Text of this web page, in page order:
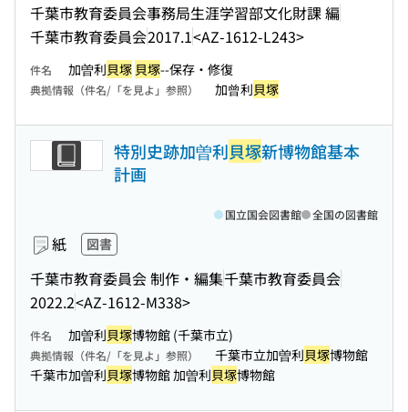
千葉市教育委員会事務局生涯学習部文化財課 編
千葉市教育委員会2017.1<AZ-1612-L243>
件名 加曽利貝塚 貝塚--保存・修復
典拠情報（件名/「を見よ」参照） 加曾利貝塚
特別史跡加曽利貝塚新博物館基本
計画
紙 図書
千葉市教育委員会 制作・編集千葉市教育委員会
2022.2<AZ-1612-M338>
国立国会図書館 全国の図書館
件名 加曽利貝塚博物館 (千葉市立)
典拠情報（件名/「を見よ」参照） 千葉市立加曽利貝塚博物館
千葉市加曽利貝塚博物館 加曽利貝塚博物館